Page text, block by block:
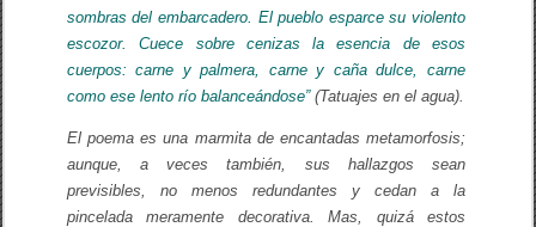
sombras del embarcadero. El pueblo esparce su violento
escozor. Cuece sobre cenizas la esencia de esos
cuerpos: carne y palmera, carne y caña dulce, carne
como ese lento río balanceándose”(Tatuajes en el agua).
El poema es una marmita de encantadas metamorfosis;
aunque, a veces también, sus hallazgos sean
previsibles, no menos redundantes y cedan a la
pincelada meramente decorativa. Mas, quizá estos